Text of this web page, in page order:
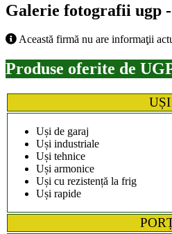
Galerie fotografii ugp
Această firmă nu are informaţii
Produse oferite de
UȘI
Uși de garaj
Uși industriale
Uși tehnice
Uși armonice
Uși cu rezistență la frig
Uși rapide